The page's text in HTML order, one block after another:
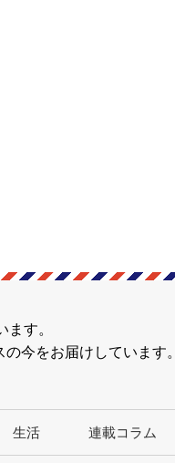
ます。
今をお届けしています。
生活 連載コラム